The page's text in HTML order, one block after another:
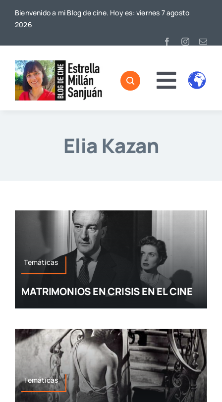
Bienvenido a mi Blog de cine. Hoy es: viernes 7 agosto
2026
Home
Contacto
Elia Kazan
Temáticas
MATRIMONIOS EN CRISIS EN EL CINE
Temáticas